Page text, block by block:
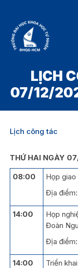
LỊCH
07/12/
Lịch công tác
THỨ HAI NGÀY
08:00
Họp giao
Địa điểm:
14:00
Họp
Đoàn
Địa điểm:
14:00
Triển